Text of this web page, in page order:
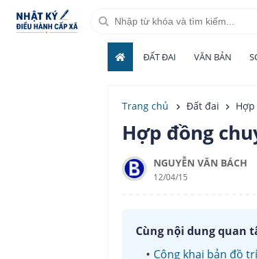
ĐẤT ĐAI VĂN BẢN
Trang chủ Đất đai
Hợp đồng
NGUYỄN VĂN BÁCH
12/04/15
Cùng nội dung quan
Công khai bản đồ